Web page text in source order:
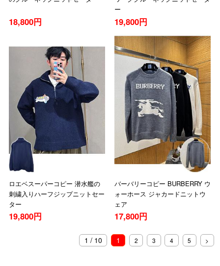
18,800円
ー
19,800円
ロエベスーパーコピー 潜水艦の
刺繍入りハーフジップニットセー
ター
19,800円
バーバリーコピー BURBERRY ウ
ォーホース ジャカードニットウ
ェア
17,800円
1 / 10 1 2 3 4 5 >